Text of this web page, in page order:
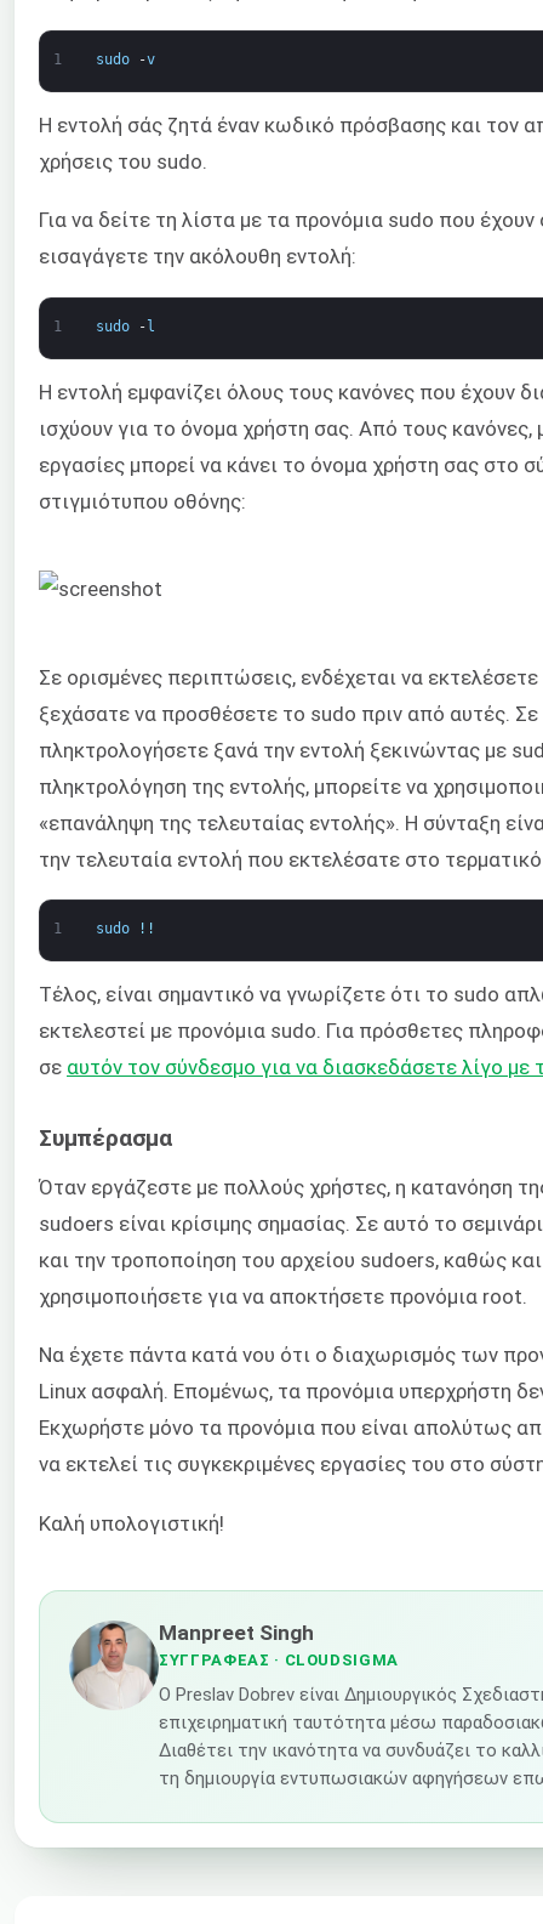
1 sudo -v
Η εντολή σάς ζητά έναν κωδικό πρόσβασης και τον
χρήσεις του sudo.
Για να δείτε τη λίστα με τα προνόμια sudo που
εισαγάγετε την ακόλουθη εντολή:
1 sudo -l
Η εντολή εμφανίζει όλους τους κανόνες που έχουν
ισχύουν για το όνομα χρήστη σας. Από τους κανόνες,
εργασίες μπορεί να κάνει το όνομα χρήστη σας στο
στιγμιότυπου οθόνης:
Σε ορισμένες περιπτώσεις, ενδέχεται να
ξεχάσατε να προσθέσετε το sudo πριν από αυτές. Σε
πληκτρολογήσετε ξανά την εντολή ξεκινώντας με
πληκτρολόγηση της εντολής, μπορείτε να
«επανάληψη της τελευταίας εντολής». Η σύνταξη
την τελευταία εντολή που εκτελέσατε στο
1 sudo ! !
Τέλος, είναι σημαντικό να γνωρίζετε ότι το sudo
εκτελεστεί με προνόμια sudo. Για πρόσθετες
σε αυτόν τον σύνδεσμο για να διασκεδάσετε λίγο με
Συμπέρασμα
Όταν εργάζεστε με πολλούς χρήστες, η κατανόηση
sudoers είναι κρίσιμης σημασίας. Σε αυτό το
και την τροποποίηση του αρχείου sudoers, καθώς
χρησιμοποιήσετε για να αποκτήσετε προνόμια root.
Να έχετε πάντα κατά νου ότι ο διαχωρισμός των
Linux ασφαλή. Επομένως, τα προνόμια υπερχρήστη
Εκχωρήστε μόνο τα προνόμια που είναι απολύτως
να εκτελεί τις συγκεκριμένες εργασίες του στο
Καλή υπολογιστική!
Manpreet Singh
ΣΥΓΓΡΑΦΈΑΣ · CLOUDSIGMA
Ο Preslav Dobrev είναι Δημιουργικός
επιχειρηματική ταυτότητα μέσω
Διαθέτει την ικανότητα να συνδυάζει το
τη δημιουργία εντυπωσιακών αφηγήσεων